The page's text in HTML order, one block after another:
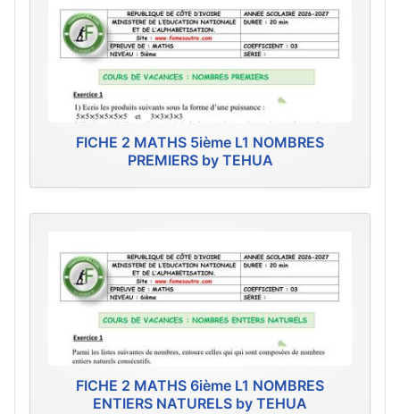
FICHE 2 MATHS 5ième L1 NOMBRES
PREMIERS by TEHUA
FICHE 2 MATHS 6ième L1 NOMBRES
ENTIERS NATURELS by TEHUA